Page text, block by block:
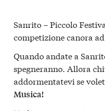
Sanrito – Piccolo
competizione canora
Quando andate a
spegneranno. Allora
addormentatevi se
Musica!